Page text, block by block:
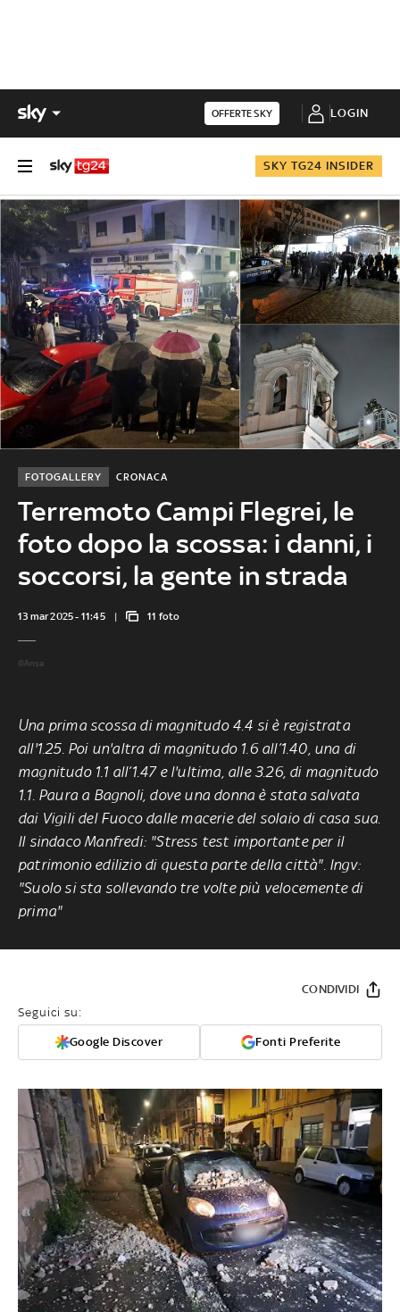
OFFERTE SKY LOGIN
SKY TG24 INSIDER
Terremoto Campi Flegrei, le
foto dopo la scossa: i danni, i
soccorsi, la gente in strada
CRONACA
FOTOGALLERY
13 mar 2025 - 11:45 11 foto
©Ansa
Una prima scossa di magnitudo 4.4 si è registrata
all'1.25. Poi un'altra di magnitudo 1.6 all’1.40, una di
magnitudo 1.1 all’1.47 e l'ultima, alle 3.26, di magnitudo
1.1. Paura a Bagnoli, dove una donna è stata salvata
dai Vigili del Fuoco dalle macerie del solaio di casa sua.
Il sindaco Manfredi: "Stress test importante per il
patrimonio edilizio di questa parte della città". Ingv:
"Suolo si sta sollevando tre volte più velocemente di
prima"
Seguici su:
Google Discover Fonti Preferite
CONDIVIDI